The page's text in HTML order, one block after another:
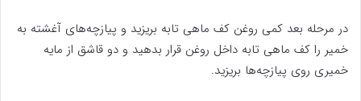
در مرحله بعد کمی روغن کف ماهی تابه بریزید و پیازچه‌های آغشته به
خمیر را کف ماهی تابه داخل روغن قرار بدهید و دو قاشق از مایه
خمیری روی پیازچه‌ها بریزید.